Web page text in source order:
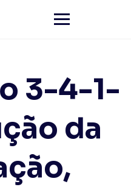
3-4-1-
da